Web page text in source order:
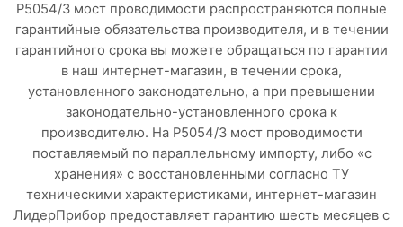
Р5054/3 мост проводимости распространяются полные
гарантийные обязательства производителя, и в течении
гарантийного срока вы можете обращаться по гарантии
в наш интернет-магазин, в течении срока,
установленного законодательно, а при превышении
законодательно-установленного срока к
производителю. На Р5054/3 мост проводимости
поставляемый по параллельному импорту, либо «с
хранения» с восстановленными согласно ТУ
техническими характеристиками, интернет-магазин
ЛидерПрибор предоставляет гарантию шесть месяцев с